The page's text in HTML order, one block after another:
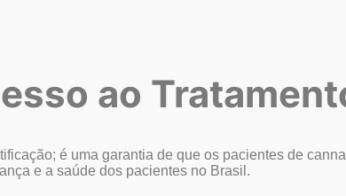
ao
é uma garantia de que os pacientes de
e a saúde dos pacientes no Brasil.